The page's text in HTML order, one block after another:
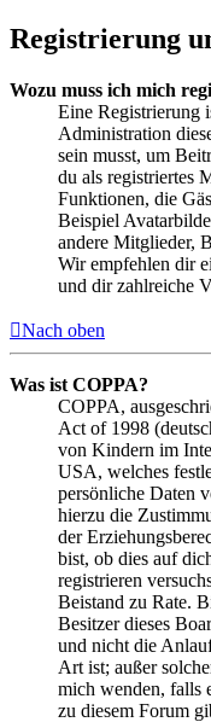
Registrierung
Wozu muss ich mich
Eine Registrierung
Administration
sein musst, um
du als registriertes
Funktionen, die
Beispiel
andere Mitglieder,
Wir empfehlen dir
und dir zahlreiche
Nach oben
Was ist COPPA?
COPPA,
Act of 1998
von Kindern im
USA, welches
persönliche Daten
hierzu die
der
bist, ob dies auf
registrieren
Beistand zu Rate.
Besitzer dieses
und nicht die
Art ist; außer
mich wenden, falls
zu diesem Forum